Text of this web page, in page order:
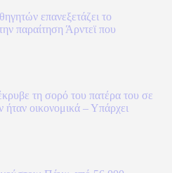
επανεξετάζει το
παραίτηση Άρντεϊ που
τη σορό του πατέρα του σε
ήταν οικονομικά – Υπάρχει